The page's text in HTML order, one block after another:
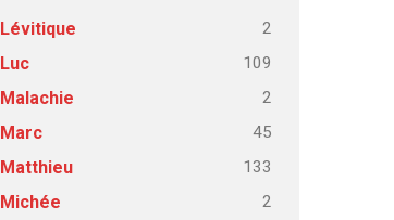
Lévitique 2
Luc 109
Malachie 2
Marc 45
Matthieu 133
Michée 2